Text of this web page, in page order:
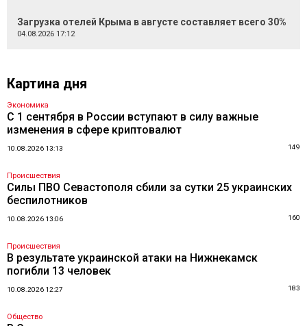
Загрузка отелей Крыма в августе составляет всего 30%
04.08.2026 17:12
Картина дня
Экономика
С 1 сентября в России вступают в силу важные
изменения в сфере криптовалют
10.08.2026 13:13 149
Происшествия
Силы ПВО Севастополя сбили за сутки 25 украинских
беспилотников
10.08.2026 13:06 160
Происшествия
В результате украинской атаки на Нижнекамск
погибли 13 человек
10.08.2026 12:27 183
Общество